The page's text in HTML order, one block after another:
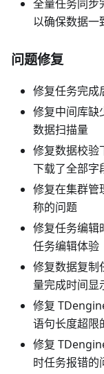
全量任务同步
以确保数据一
问题修复
修复任务完成
修复中间库缺
数据扫描量
修复数据校验
下载了全部字
修复在集群管
称的问题
修复任务编辑
任务编辑体验
修复数据复制
量完成时间显
修复
语句长度超限
修复
时任务报错的